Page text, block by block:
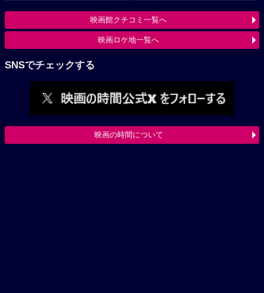
映画館クチコミ一覧へ
映画ロケ地一覧へ
SNSでチェックする
映画の時間について